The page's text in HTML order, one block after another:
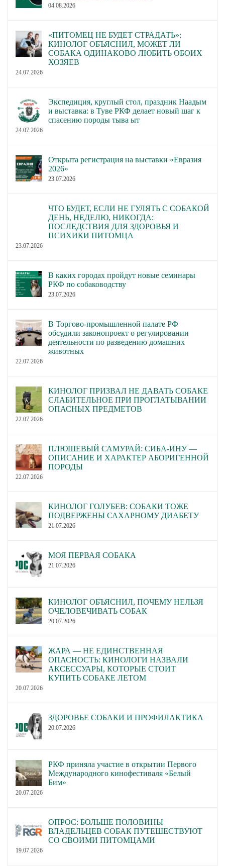
04.08.2026
«ПИТОМЕЦ НЕ БУДЕТ СТРАДАТЬ»:
КИНОЛОГ ОБЪЯСНИЛ, МОЖЕТ ЛИ
СОБАКА ОДИНАКОВО ЛЮБИТЬ ОБОИХ
ХОЗЯЕВ
24.07.2026
Экспедиция, круглый стол, праздник Наадым
и выставка: в Туве РКФ делает новый шаг к
спасению породы тыва ыт
24.07.2026
Открыта регистрация на выставки «Евразия
2026»
23.07.2026
ЧТО БУДЕТ, ЕСЛИ НЕ ГУЛЯТЬ С СОБАКОЙ
ДЕНЬ, НЕДЕЛЮ, НИКОГДА:
ПОСЛЕДСТВИЯ ДЛЯ ЗДОРОВЬЯ И
ПСИХИКИ ПИТОМЦА
23.07.2026
В каких городах пройдут новые семинары
РКФ по собаководству
23.07.2026
В Торгово-промышленной палате РФ
обсудили законопроект о регулировании
деятельности по разведению домашних
животных
22.07.2026
КИНОЛОГ ПРИЗВАЛ НЕ ДАВАТЬ СОБАКЕ
СЛАБИТЕЛЬНОЕ ПРИ ПРОГЛАТЫВАНИИ
ОПАСНЫХ ПРЕДМЕТОВ
22.07.2026
ПЛЮШЕВЫЙ САМУРАЙ: СИБА-ИНУ —
ОПИСАНИЕ И ХАРАКТЕР АБОРИГЕННОЙ
ПОРОДЫ
22.07.2026
КИНОЛОГ ГОЛУБЕВ: СОБАКИ ТОЖЕ
ПОДВЕРЖЕНЫ САХАРНОМУ ДИАБЕТУ
21.07.2026
МОЯ ПЕРВАЯ СОБАКА
21.07.2026
КИНОЛОГ ОБЪЯСНИЛ, ПОЧЕМУ НЕЛЬЗЯ
ОЧЕЛОВЕЧИВАТЬ СОБАК
20.07.2026
ЖАРА — НЕ ЕДИНСТВЕННАЯ
ОПАСНОСТЬ: КИНОЛОГИ НАЗВАЛИ
АКСЕССУАРЫ, КОТОРЫЕ СТОИТ
КУПИТЬ СОБАКЕ ЛЕТОМ
20.07.2026
ЗДОРОВЬЕ СОБАКИ И ПРОФИЛАКТИКА
20.07.2026
РКФ приняла участие в открытии Первого
Международного кинофестиваля «Белый
Бим»
20.07.2026
ОПРОС: БОЛЬШЕ ПОЛОВИНЫ
ВЛАДЕЛЬЦЕВ СОБАК ПУТЕШЕСТВУЮТ
СО СВОИМИ ПИТОМЦАМИ
19.07.2026